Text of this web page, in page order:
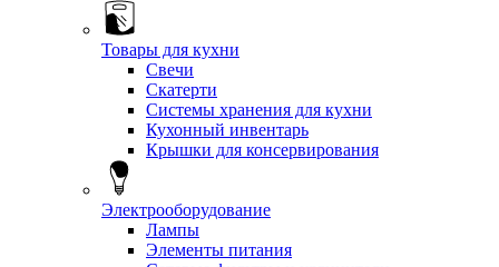
Товары для кухни
Свечи
Скатерти
Системы хранения для кухни
Кухонный инвентарь
Крышки для консервирования
Электрооборудование
Лампы
Элементы питания